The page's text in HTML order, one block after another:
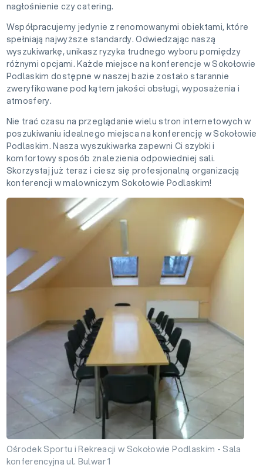
nagłośnienie czy catering.
Współpracujemy jedynie z renomowanymi obiektami, które
spełniają najwyższe standardy. Odwiedzając naszą
wyszukiwarkę, unikasz ryzyka trudnego wyboru pomiędzy
różnymi opcjami. Każde miejsce na konferencje w Sokołowie
Podlaskim dostępne w naszej bazie zostało starannie
zweryfikowane pod kątem jakości obsługi, wyposażenia i
atmosfery.
Nie trać czasu na przeglądanie wielu stron internetowych w
poszukiwaniu idealnego miejsca na konferencję w Sokołowie
Podlaskim. Nasza wyszukiwarka zapewni Ci szybki i
komfortowy sposób znalezienia odpowiedniej sali.
Skorzystaj już teraz i ciesz się profesjonalną organizacją
konferencji w malowniczym Sokołowie Podlaskim!
Ośrodek Sportu i Rekreacji w Sokołowie Podlaskim - Sala
konferencyjna ul. Bulwar 1